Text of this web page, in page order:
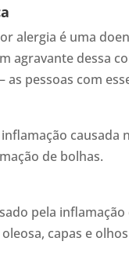
alergia é uma
agravante dessa
as pessoas com
causada
de bolhas.
pela
capas e